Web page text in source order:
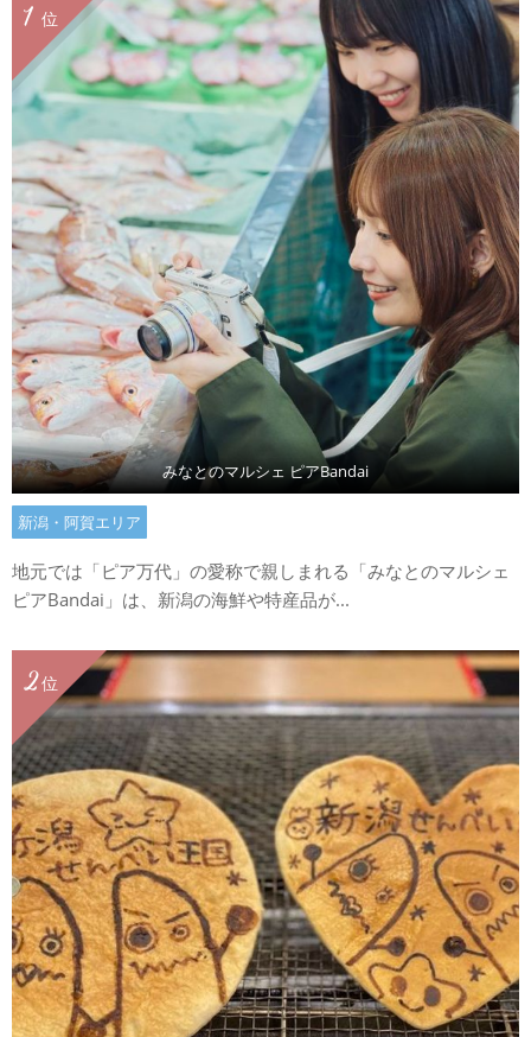
位
1
みなとのマルシェ ピアBandai
新潟・阿賀エリア
地元では「ピア万代」の愛称で親しまれる「みなとのマルシェ
ピアBandai」は、新潟の海鮮や特産品が...
位
2